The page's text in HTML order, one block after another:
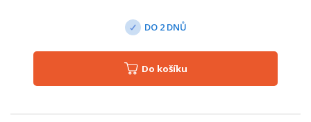
DO 2 DNŮ
Do košíku